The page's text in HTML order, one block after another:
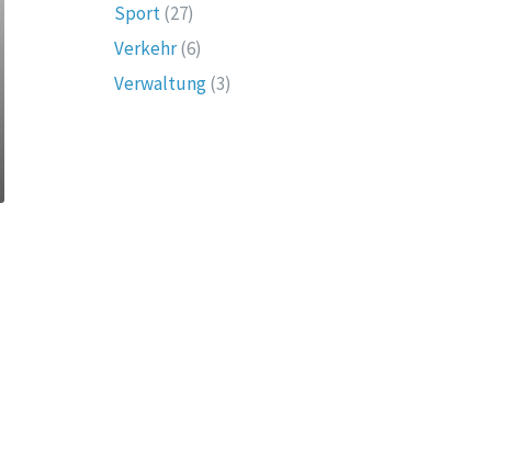
Sport(27)
Verkehr(6)
Verwaltung(3)